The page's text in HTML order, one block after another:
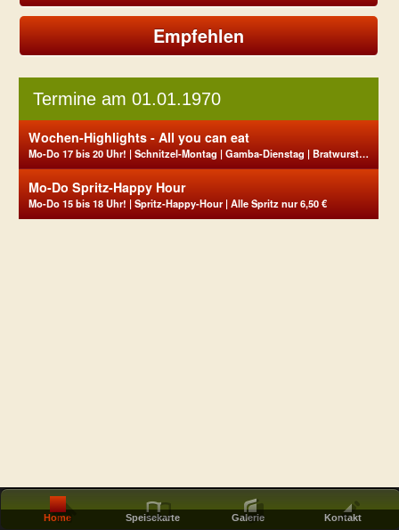
Empfehlen
Termine am 01.01.1970
Wochen-Highlights - All you can eat
Mo-Do 17 bis 20 Uhr! | Schnitzel-Montag | Gamba-Dienstag | Bratwurst-Mittwoch | Steak-Donnerstag
Mo-Do Spritz-Happy Hour
Mo-Do 15 bis 18 Uhr! | Spritz-Happy-Hour | Alle Spritz nur 6,50 €
Home Speisekarte Galerie Kontakt